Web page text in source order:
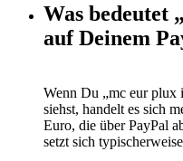
Was bedeutet
auf Deinem
Wenn Du „mc eur plux
siehst, handelt es sich
Euro, die über PayPal
setzt sich